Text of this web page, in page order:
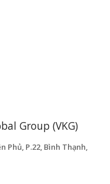
Group (VKG)
Phủ, P.22, Bình Thạnh,